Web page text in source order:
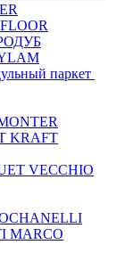
паркет
KRAFT
VECCHIO
MARCO